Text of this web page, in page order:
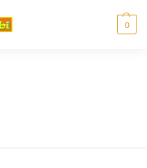
0